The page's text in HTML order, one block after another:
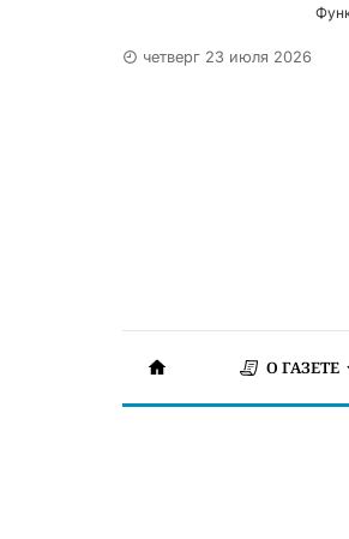
четверг 23 июля 2026
О ГАЗЕТЕ